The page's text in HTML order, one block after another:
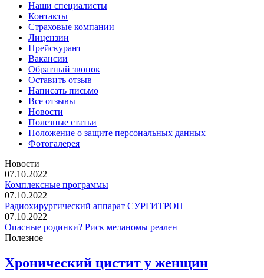
Наши специалисты
Контакты
Страховые компании
Лицензии
Прейскурант
Вакансии
Обратный звонок
Оставить отзыв
Написать письмо
Все отзывы
Новости
Полезные статьи
Положение о защите персональных данных
Фотогалерея
Новости
07.10.2022
Комплексные программы
07.10.2022
Радиохирургический аппарат СУРГИТРОН
07.10.2022
Опасные родинки? Риск меланомы реален
Полезное
Хронический цистит у женщин